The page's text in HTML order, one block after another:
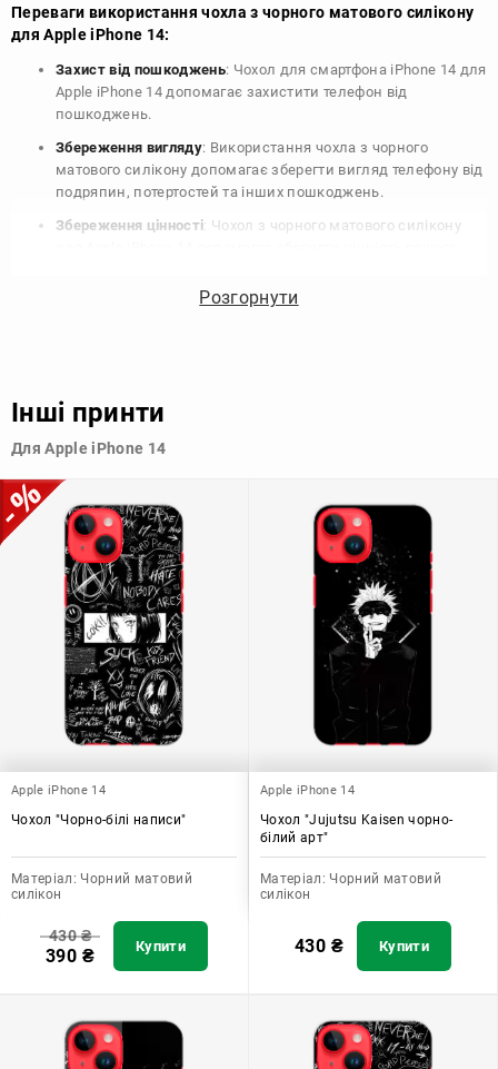
Переваги використання чохла з чорного матового силікону
для Apple iPhone 14:
Захист від пошкоджень: Чохол для смартфона iPhone 14 для
Apple iPhone 14 допомагає захистити телефон від
пошкоджень.
Збереження вигляду: Використання чохла з чорного
матового силікону допомагає зберегти вигляд телефону від
подряпин, потертостей та інших пошкоджень.
Збереження цінності: Чохол з чорного матового силікону
продати свій пристрій в майбутньому.
Узагалі, чохол для телефону - це дуже корисний аксесуар, який
допомагає захистити ваш пристрій, зберегти його цінність і
Розгорнути
Інші принти
Для Apple iPhone 14
Apple iPhone 14
Чохол "Чорно-білі написи"
Матеріал: Чорний матовий
силікон
430₴
390 ₴ Купити
Apple iPhone 14
Чохол "Jujutsu Kaisen чорно-
білий арт"
Матеріал: Чорний матовий
силікон
430 ₴ Купити